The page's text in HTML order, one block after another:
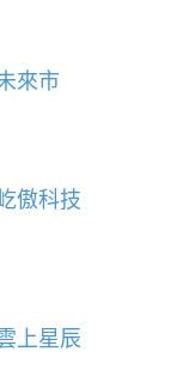
來市
傲科技
上星辰